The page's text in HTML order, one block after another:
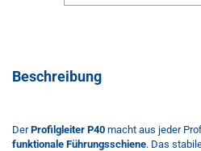
Beschreibung
DerProfilgleiter P40 macht aus jeder
funktionale Führungsschiene. Das